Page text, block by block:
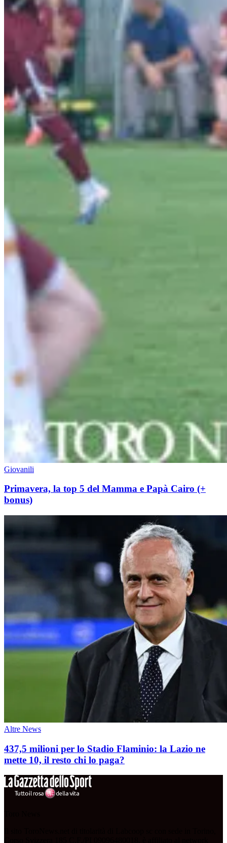
Giovanili
Primavera, la top 5 del Mamma e Papà Cairo (+
bonus)
Altre News
437,5 milioni per lo Stadio Flaminio: la Lazio ne
mette 10, il resto chi lo paga?